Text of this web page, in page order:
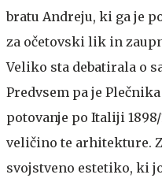
bratu Andreju, ki ga je
za očetovski lik in
Veliko sta debatirala o
Predvsem pa je
potovanje po Italiji
veličino te arhitekture.
svojstveno estetiko, ki